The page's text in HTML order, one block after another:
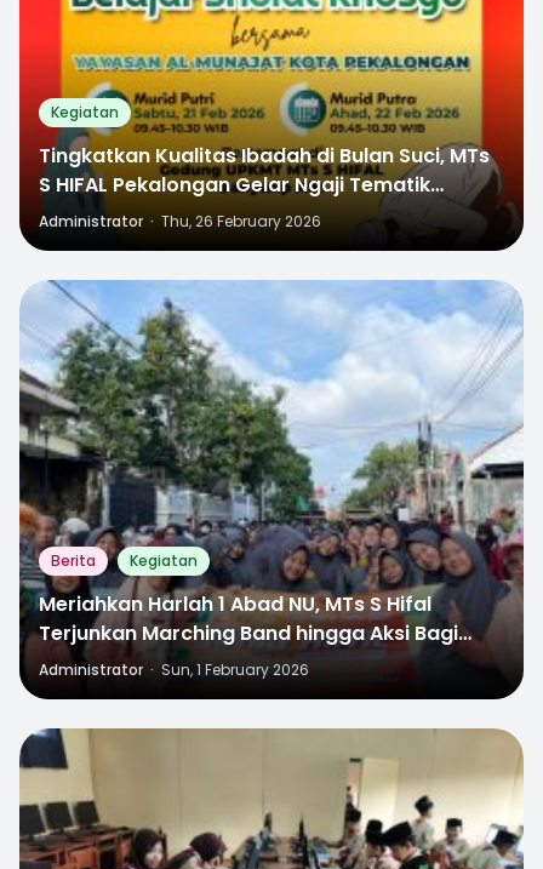
Kegiatan
Tingkatkan Kualitas Ibadah di Bulan Suci, MTs
S HIFAL Pekalongan Gelar Ngaji Tematik
“Shalat Khusyu” Bersama Yayasan Al Munajat
Administrator · Thu, 26 February 2026
2
Berita Kegiatan
Meriahkan Harlah 1 Abad NU, MTs S Hifal
Terjunkan Marching Band hingga Aksi Bagi
Minuman Gratis
Administrator · Sun, 1 February 2026